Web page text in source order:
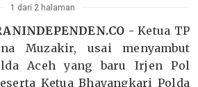
1 dari 2 halaman
-Ketua TP
Muzakir, usai menyambut
Aceh yang baru Irjen Pol
Ketua Bhayangkari Polda